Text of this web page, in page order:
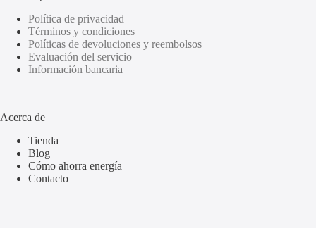
Política de privacidad
Términos y condiciones
Políticas de devoluciones y reembolsos
Evaluación del servicio
Información bancaria
Acerca de
Tienda
Blog
Cómo ahorra energía
Contacto